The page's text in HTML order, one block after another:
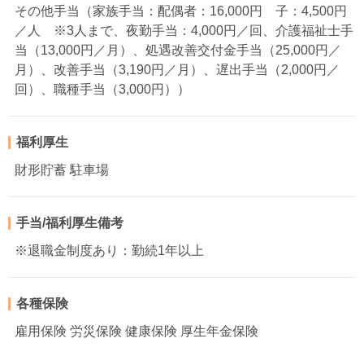
その他手当（家族手当：配偶者：16,000円 子：4,500円
／人 ※3人まで、夜勤手当：4,000円／回、介護福祉士手
当（13,000円／月）、処遇改善交付金手当（25,000円／
月）、改善手当（3,190円／月）、遅出手当（2,000円／
回）、職種手当（3,000円））
福利厚生
財形貯蓄 駐車場
手当/福利厚生備考
※退職金制度あり：勤続1年以上
各種保険
雇用保険 労災保険 健康保険 厚生年金保険